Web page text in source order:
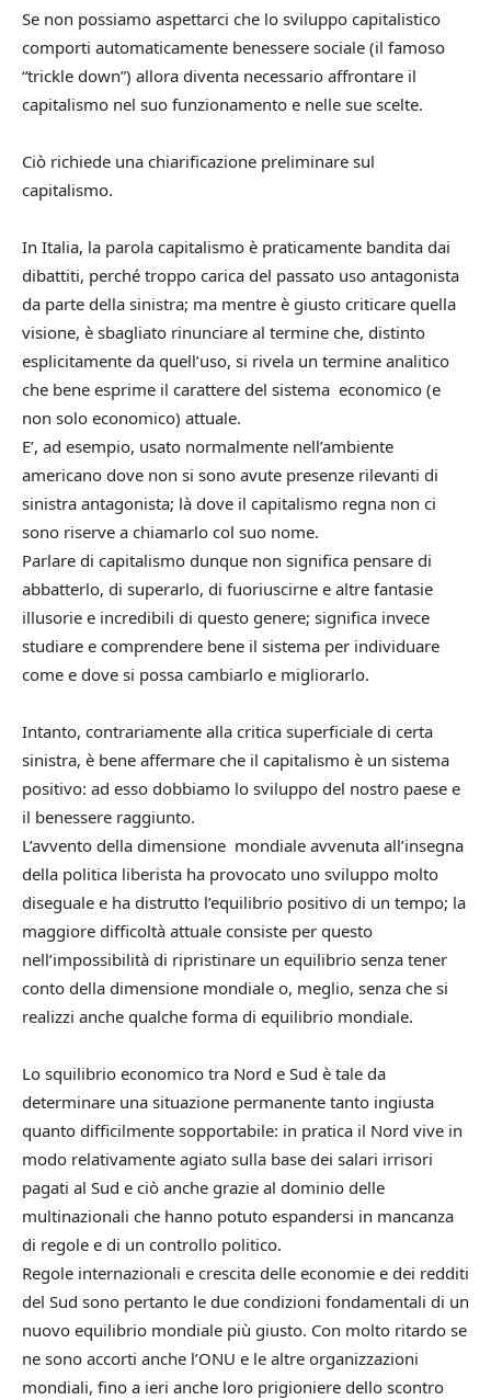
Se non possiamo aspettarci che lo sviluppo capitalistico
comporti automaticamente benessere sociale (il famoso
“trickle down”) allora diventa necessario affrontare il
capitalismo nel suo funzionamento e nelle sue scelte.
Ciò richiede una chiarificazione preliminare sul
capitalismo.
In Italia, la parola capitalismo è praticamente bandita dai
dibattiti, perché troppo carica del passato uso antagonista
da parte della sinistra; ma mentre è giusto criticare quella
visione, è sbagliato rinunciare al termine che, distinto
esplicitamente da quell’uso, si rivela un termine analitico
che bene esprime il carattere del sistema economico (e
non solo economico) attuale.
E’, ad esempio, usato normalmente nell’ambiente
americano dove non si sono avute presenze rilevanti di
sinistra antagonista; là dove il capitalismo regna non ci
sono riserve a chiamarlo col suo nome.
Parlare di capitalismo dunque non significa pensare di
abbatterlo, di superarlo, di fuoriuscirne e altre fantasie
illusorie e incredibili di questo genere; significa invece
studiare e comprendere bene il sistema per individuare
come e dove si possa cambiarlo e migliorarlo.
Intanto, contrariamente alla critica superficiale di certa
sinistra, è bene affermare che il capitalismo è un sistema
positivo: ad esso dobbiamo lo sviluppo del nostro paese e
il benessere raggiunto.
L’avvento della dimensione mondiale avvenuta all’insegna
della politica liberista ha provocato uno sviluppo molto
diseguale e ha distrutto l’equilibrio positivo di un tempo; la
maggiore difficoltà attuale consiste per questo
nell’impossibilità di ripristinare un equilibrio senza tener
conto della dimensione mondiale o, meglio, senza che si
realizzi anche qualche forma di equilibrio mondiale.
Lo squilibrio economico tra Nord e Sud è tale da
determinare una situazione permanente tanto ingiusta
quanto difficilmente sopportabile: in pratica il Nord vive in
modo relativamente agiato sulla base dei salari irrisori
pagati al Sud e ciò anche grazie al dominio delle
multinazionali che hanno potuto espandersi in mancanza
di regole e di un controllo politico.
Regole internazionali e crescita delle economie e dei redditi
del Sud sono pertanto le due condizioni fondamentali di un
nuovo equilibrio mondiale più giusto. Con molto ritardo se
ne sono accorti anche l’ONU e le altre organizzazioni
mondiali, fino a ieri anche loro prigioniere dello scontro